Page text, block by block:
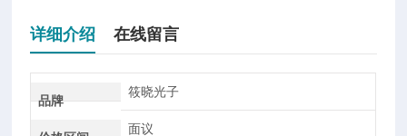
详细介绍 在线留言
品牌
筱晓光子
面议